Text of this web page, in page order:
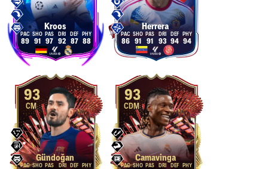
Kroos
89 91 97 92 87 88
Herrera
86 91 91 93 94 94
93
CM
Gündoğan
93
CDM
Camavinga